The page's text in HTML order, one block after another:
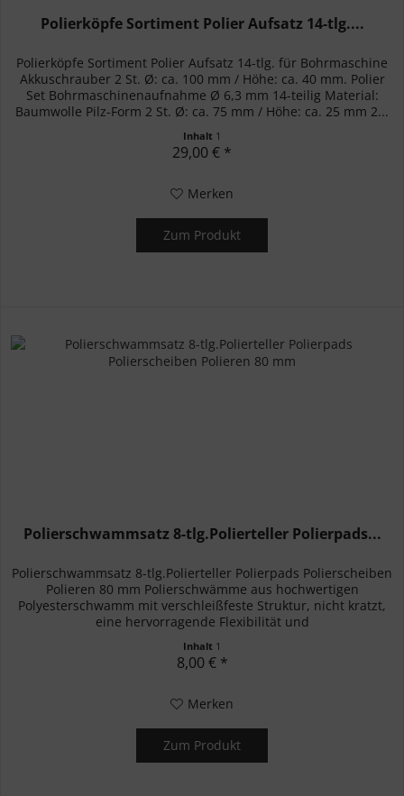
Polierköpfe Sortiment Polier Aufsatz 14-tlg....
Polierköpfe Sortiment Polier Aufsatz 14-tlg. für Bohrmaschine
Akkuschrauber 2 St. Ø: ca. 100 mm / Höhe: ca. 40 mm. Polier
Set Bohrmaschinenaufnahme Ø 6,3 mm 14-teilig Material:
Baumwolle Pilz-Form 2 St. Ø: ca. 75 mm / Höhe: ca. 25 mm 2...
Inhalt 1
29,00 € *
Merken
Zum Produkt
Polierschwammsatz 8-tlg.Polierteller Polierpads...
Polierschwammsatz 8-tlg.Polierteller Polierpads Polierscheiben
Polieren 80 mm Polierschwämme aus hochwertigen
Polyesterschwamm mit verschleißfeste Struktur, nicht kratzt,
eine hervorragende Flexibilität und
Inhalt 1
8,00 € *
Merken
Zum Produkt